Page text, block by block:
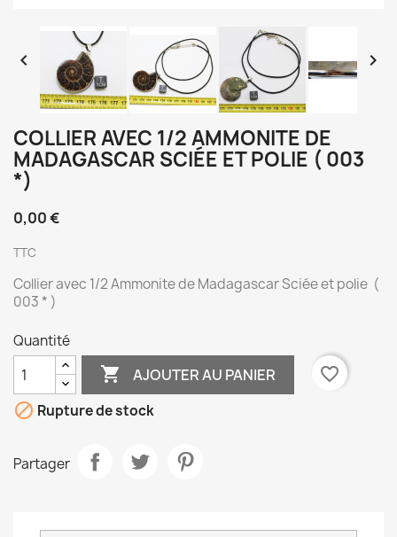
 
COLLIER AVEC 1/2 AMMONITE DE
MADAGASCAR SCIÉE ET POLIE ( 003
*)
0,00 €
TTC
Collier avec 1/2 Ammonite de Madagascar Sciée et polie (
003 * )
Quantité
 AJOUTER AU PANIER
favorite_border
 Rupture de stock
Partager